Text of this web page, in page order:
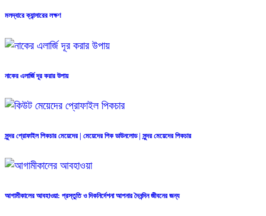
মলদ্বারে ক্যান্সারের লক্ষণ
নাকের এলার্জি দূর করার উপায়
সুন্দর প্রোফাইল পিকচার মেয়েদের | মেয়েদের পিক ডাউনলোড | সুন্দর মেয়েদের পিকচার
আগামীকালের আবহাওয়া: প্রস্তুতি ও দিকনির্দেশনা আপনার দৈনন্দিন জীবনের জন্য